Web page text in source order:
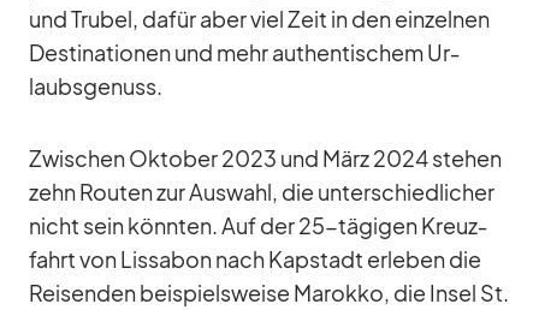
und Tru­bel, da­für aber viel Zeit in den ein­zel­nen
De­sti­na­tio­nen und mehr au­then­ti­schem Ur­
laubs­ge­nuss.
Zwi­schen Ok­to­ber 2023 und März 2024 ste­hen
zehn Rou­ten zur Aus­wahl, die un­ter­schied­li­cher
nicht sein könn­ten. Auf der 25-tä­gi­gen Kreuz­
fahrt von Lis­sa­bon nach Kap­stadt er­le­ben die
Rei­sen­den bei­spiels­weise Ma­rokko, die In­sel St.